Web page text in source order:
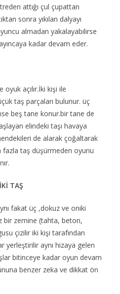
attığı çul çupattan
sonra yıkılan dalyayı
almadan yakalayabilirse
kadar devam eder.
açılır.İki kişi ile
taş parçaları bulunur. üç
beş tane konur.bir tane de
elindeki taşı havaya
de alarak çoğaltarak
taş düşürmeden oyunu
TAŞ
fakat üç ,dokuz ve oniki
bir zemine (tahta, beton,
çizilir iki kişi tarafından
yerleştirilir aynı hizaya gelen
bitinceye kadar oyun devam
benzer zeka ve dikkat ön